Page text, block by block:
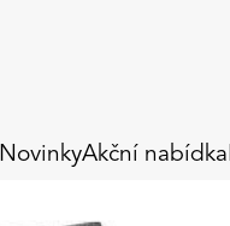
NovinkyAkční nabídka